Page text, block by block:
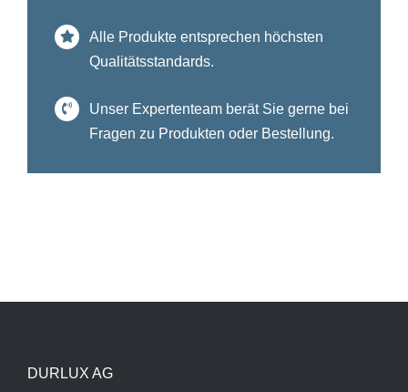
Alle Produkte entsprechen höchsten
Qualitätsstandards.
Unser Expertenteam berät Sie gerne bei
Fragen zu Produkten oder Bestellung.
DURLUX AG